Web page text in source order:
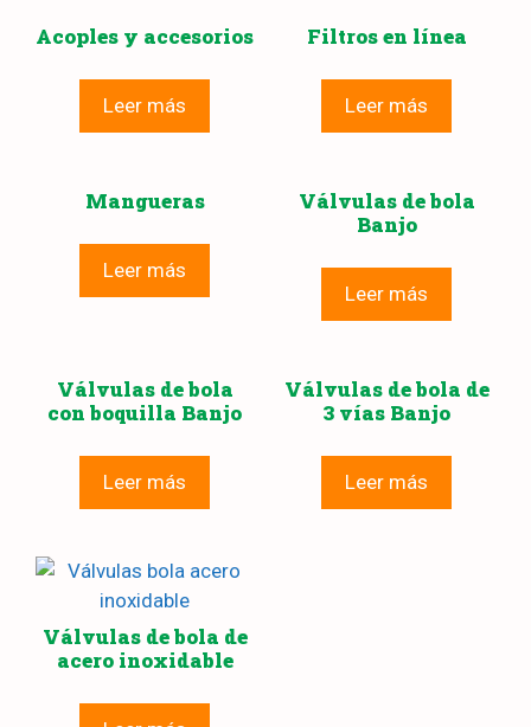
Acoples y accesorios
Leer más
Filtros en línea
Leer más
Mangueras
Leer más
Válvulas de bola
Banjo
Leer más
Válvulas de bola
con boquilla Banjo
Leer más
Válvulas de bola de
3 vías Banjo
Leer más
Válvulas de bola de
acero inoxidable